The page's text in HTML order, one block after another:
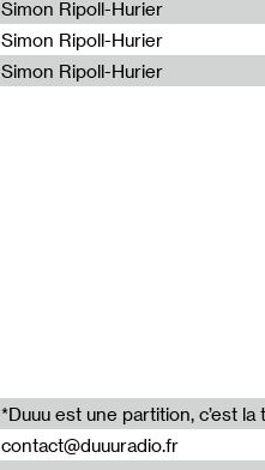
Simon Ripoll-Hurier
Simon Ripoll-Hurier
Simon Ripoll-Hurier
*Duuu est une partition, c’est
contact@duuuradio.fr